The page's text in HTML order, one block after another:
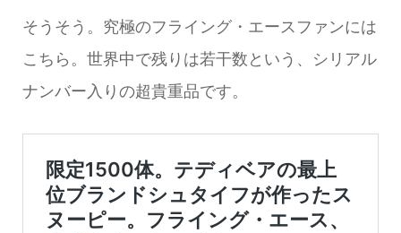
そうそう。究極のフライング・エースファンには
こちら。世界中で残りは若干数という、シリアル
ナンバー入りの超貴重品です。